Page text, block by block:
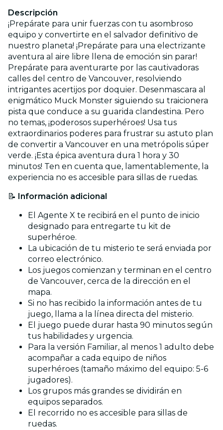
Descripción
¡Prepárate para unir fuerzas con tu asombroso
equipo y convertirte en el salvador definitivo de
nuestro planeta! ¡Prepárate para una electrizante
aventura al aire libre llena de emoción sin parar!
Prepárate para aventurarte por las cautivadoras
calles del centro de Vancouver, resolviendo
intrigantes acertijos por doquier. Desenmascara al
enigmático Muck Monster siguiendo su traicionera
pista que conduce a su guarida clandestina. Pero
no temas, ¡poderosos superhéroes! Usa tus
extraordinarios poderes para frustrar su astuto plan
de convertir a Vancouver en una metrópolis súper
verde. ¡Esta épica aventura dura 1 hora y 30
minutos! Ten en cuenta que, lamentablemente, la
experiencia no es accesible para sillas de ruedas.
📝 Información adicional
El Agente X te recibirá en el punto de inicio
designado para entregarte tu kit de
superhéroe.
La ubicación de tu misterio te será enviada por
correo electrónico.
Los juegos comienzan y terminan en el centro
de Vancouver, cerca de la dirección en el
mapa.
Si no has recibido la información antes de tu
juego, llama a la línea directa del misterio.
El juego puede durar hasta 90 minutos según
tus habilidades y urgencia.
Para la versión Familiar, al menos 1 adulto debe
acompañar a cada equipo de niños
superhéroes (tamaño máximo del equipo: 5-6
jugadores).
Los grupos más grandes se dividirán en
equipos separados.
El recorrido no es accesible para sillas de
ruedas.